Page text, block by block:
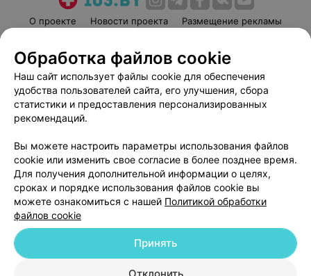
О проекте Новости проекта
Размещение рекламы
Пользовательское соглашение
Способы оплаты
Вакансии
Партнеры
Написать руководителю 103.by
Обработка персональных данных
© 2026 ООО «Артокс Лаб», УНП 191700409
| 220012, Республика Беларусь,
г. Минск, улица Толбухина, 2, пом. 16 | help@103.by
Обработка файлов cookie
Наш сайт использует файлы cookie для обеспечения
удобства пользователей сайта, его улучшения, сбора
статистики и предоставления персонализированных
рекомендаций.
Вы можете настроить параметры использования файлов
cookie или изменить свое согласие в более позднее время.
Для получения дополнительной информации о целях,
сроках и порядке использования файлов cookie вы
можете ознакомиться с нашей Политикой обработки
файлов cookie
Принять